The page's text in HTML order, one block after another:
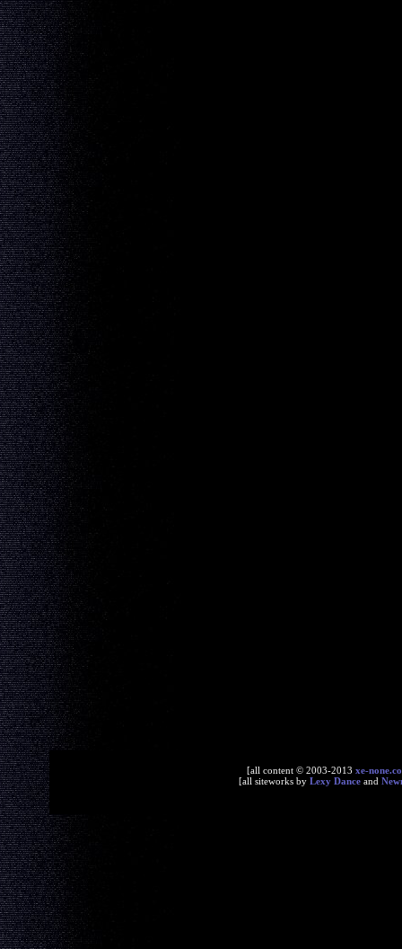
[all content © 2003-2013 xe-
[all siteworks by Lexy Danceand